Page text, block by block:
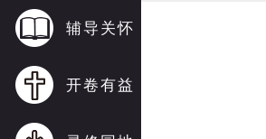
辅导关怀
开卷有益